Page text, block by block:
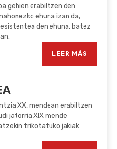
gehien erabiltzen den
ehuna izan da,
den ehuna, batez
LEER MÁS
XX, mendean erabiltzen
jatorria XIX mende
trikotatuko jakiak